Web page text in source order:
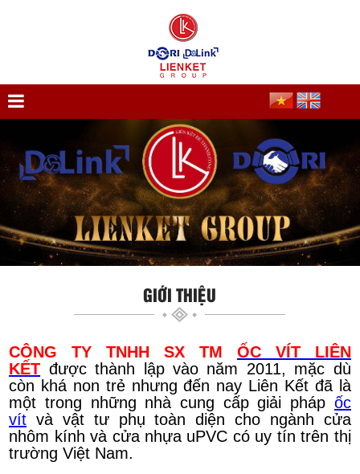
GIỚI THIỆU
CÔNG TY TNHH SX TM ỐC VÍT LIÊN
KẾT được thành lập vào năm 2011, mặc dù
còn khá non trẻ nhưng đến nay Liên Kết đã là
một trong những nhà cung cấp giải pháp ốc
vít và vật tư phụ toàn diện cho ngành cửa
nhôm kính và cửa nhựa uPVC có uy tín trên thị
trường Việt Nam.